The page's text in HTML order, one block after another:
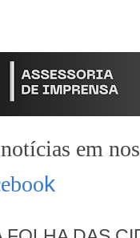
em
k